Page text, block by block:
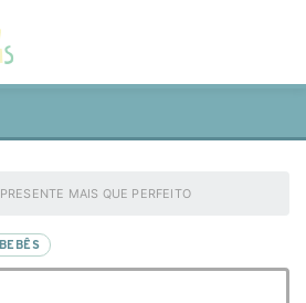
PRESENTE MAIS QUE PERFEITO
BEBÊS